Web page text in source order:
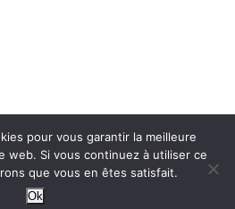
pour vous garantir la meilleure
web. Si vous continuez à utiliser ce
que vous en êtes satisfait.
Ok